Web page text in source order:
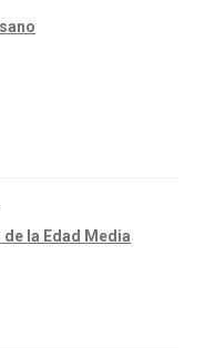
la Edad Media